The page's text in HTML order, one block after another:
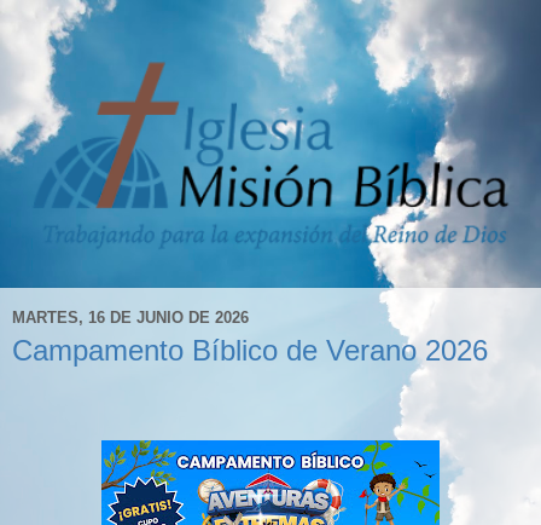
MARTES, 16 DE JUNIO DE 2026
Campamento Bíblico de Verano 2026